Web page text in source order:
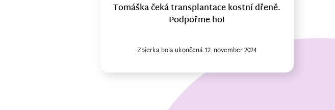
Tomáška čeká transplantace kostní dřeně.
Podpořme ho!
Zbierka bola ukončená 12. november 2024